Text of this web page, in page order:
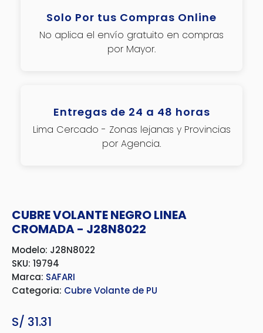
Solo Por tus Compras Online
No aplica el envío gratuito en compras
por Mayor.
Entregas de 24 a 48 horas
Lima Cercado - Zonas lejanas y Provincias
por Agencia.
CUBRE VOLANTE NEGRO LINEA
CROMADA - J28N8022
Modelo: J28N8022
SKU: 19794
Marca: SAFARI
Categoria: Cubre Volante de PU
S/ 31.31